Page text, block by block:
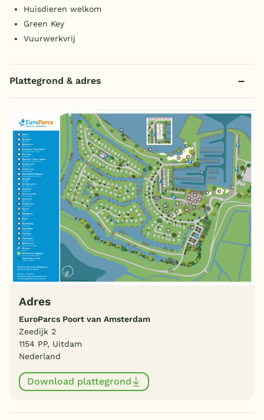
Huisdieren welkom
Green Key
Vuurwerkvrij
Plattegrond & adres
Adres
EuroParcs Poort van Amsterdam
Zeedijk 2
1154 PP, Uitdam
Nederland
Download plattegrond